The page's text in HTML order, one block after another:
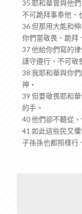
35 耶和華曾與他
不可跪拜事奉他、
36 但那用大能和
你們當敬畏、跪拜
37 他給你們寫的
謹守遵行、不可敬
38 我耶和華與你
神‧
39 但要敬畏耶和
的手。
40 他們卻不聽從
41 如此這些民又
子孫孫也都照樣行